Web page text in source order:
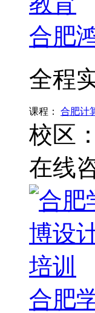
合肥
全程
课程： 合肥计
校区：
在线
合肥